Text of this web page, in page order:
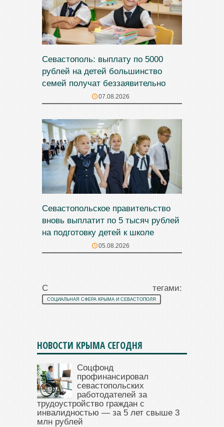
Севастополь: выплату по 5000
рублей на детей большинство
семей получат беззаявительно
07.08.2026
Севастопольское правительство
вновь выплатит по 5 тысяч рублей
на подготовку детей к школе
05.08.2026
С тегами:
СОЦИАЛЬНАЯ СФЕРА КРЫМА И СЕВАСТОПОЛЯ
НОВОСТИ КРЫМА СЕГОДНЯ
Соцфонд
профинансировал
севастопольских
работодателей за
трудоустройство граждан с
инвалидностью — за 5 лет свыше 3
млн рублей